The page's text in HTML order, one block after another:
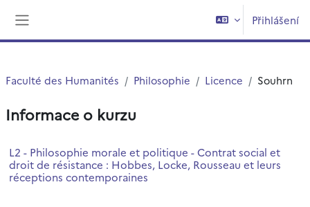
Přihlášení
Faculté des Humanités Philosophie Licence Souhrn
Informace o kurzu
L2 - Philosophie morale et politique - Contrat social et
droit de résistance : Hobbes, Locke, Rousseau et leurs
réceptions contemporaines